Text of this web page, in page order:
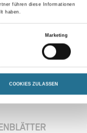
führen diese Informationen
haben.
Marketing
COOKIES ZULASSEN